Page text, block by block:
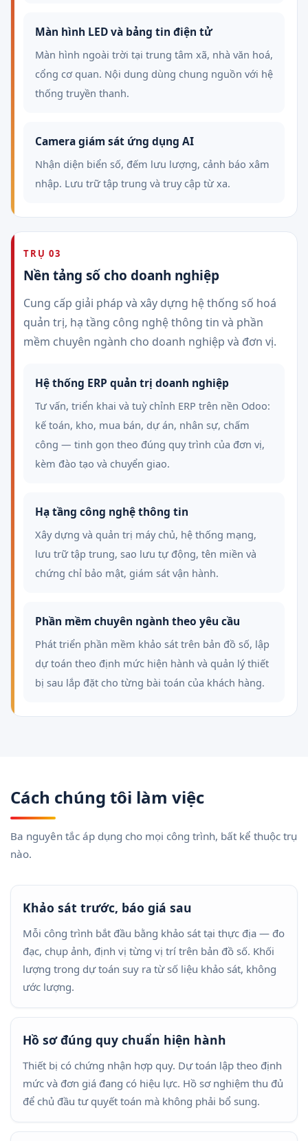
Màn hình LED và bảng tin điện tử
Màn hình ngoài trời tại trung tâm xã, nhà văn hoá,
cổng cơ quan. Nội dung dùng chung nguồn với hệ
thống truyền thanh.
Camera giám sát ứng dụng AI
Nhận diện biển số, đếm lưu lượng, cảnh báo xâm
nhập. Lưu trữ tập trung và truy cập từ xa.
TRỤ 03
Nền tảng số cho doanh nghiệp
Cung cấp giải pháp và xây dựng hệ thống số hoá
quản trị, hạ tầng công nghệ thông tin và phần
mềm chuyên ngành cho doanh nghiệp và đơn vị.
Hệ thống ERP quản trị doanh nghiệp
Tư vấn, triển khai và tuỳ chỉnh ERP trên nền Odoo:
kế toán, kho, mua bán, dự án, nhân sự, chấm
công — tinh gọn theo đúng quy trình của đơn vị,
kèm đào tạo và chuyển giao.
Hạ tầng công nghệ thông tin
Xây dựng và quản trị máy chủ, hệ thống mạng,
lưu trữ tập trung, sao lưu tự động, tên miền và
chứng chỉ bảo mật, giám sát vận hành.
Phần mềm chuyên ngành theo yêu cầu
Phát triển phần mềm khảo sát trên bản đồ số, lập
dự toán theo định mức hiện hành và quản lý thiết
bị sau lắp đặt cho từng bài toán của khách hàng.
Cách chúng tôi làm việc
Ba nguyên tắc áp dụng cho mọi công trình, bất kể thuộc trụ
nào.
Khảo sát trước, báo giá sau
Mỗi công trình bắt đầu bằng khảo sát tại thực địa — đo
đạc, chụp ảnh, định vị từng vị trí trên bản đồ số. Khối
lượng trong dự toán suy ra từ số liệu khảo sát, không
ước lượng.
Hồ sơ đúng quy chuẩn hiện hành
Thiết bị có chứng nhận hợp quy. Dự toán lập theo định
mức và đơn giá đang có hiệu lực. Hồ sơ nghiệm thu đủ
để chủ đầu tư quyết toán mà không phải bổ sung.